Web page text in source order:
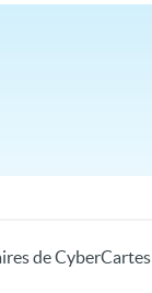
de CyberCartes